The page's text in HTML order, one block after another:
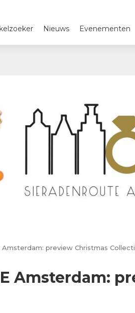
Nieuws Evenementen
Amsterdam: preview Christmas
Amsterdam: